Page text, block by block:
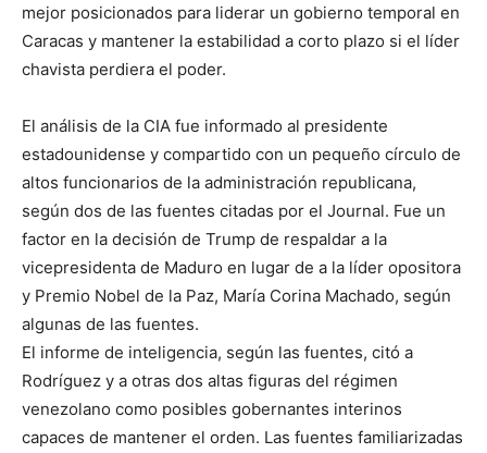
mejor posicionados para liderar un gobierno temporal en
Caracas y mantener la estabilidad a corto plazo si el líder
chavista perdiera el poder.
El análisis de la CIA fue informado al presidente
estadounidense y compartido con un pequeño círculo de
altos funcionarios de la administración republicana,
según dos de las fuentes citadas por el Journal. Fue un
factor en la decisión de Trump de respaldar a la
vicepresidenta de Maduro en lugar de a la líder opositora
y Premio Nobel de la Paz, María Corina Machado, según
algunas de las fuentes.
El informe de inteligencia, según las fuentes, citó a
Rodríguez y a otras dos altas figuras del régimen
venezolano como posibles gobernantes interinos
capaces de mantener el orden. Las fuentes familiarizadas